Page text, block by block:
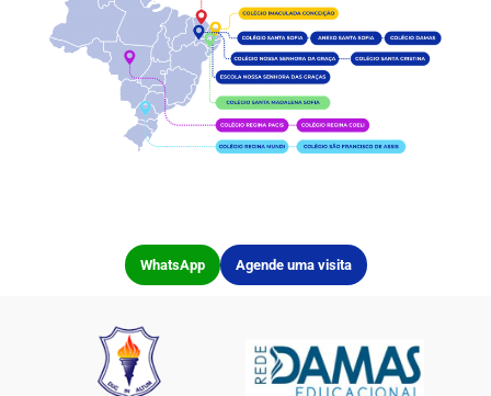
WhatsApp Agende uma visita